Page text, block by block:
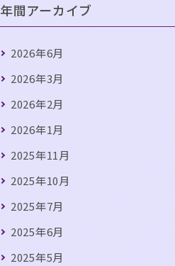
年間アーカイブ
2026年6月
2026年3月
2026年2月
2026年1月
2025年11月
2025年10月
2025年7月
2025年6月
2025年5月